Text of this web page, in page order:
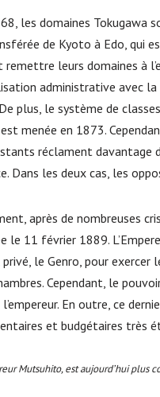
les domaines Tokugawa
de Kyoto à Edo, qui
remettre leurs domaines à
administrative avec la
plus, le système de
menée en 1873.
réclament davantage
Dans les deux cas, les
après de nombreuses
le 11 février 1889.
privé, le Genro, pour
Cependant, le
En outre, ce
et budgétaires très
Mutsuhito, est aujourd’hui plus